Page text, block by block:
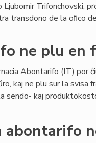
Trifonchovski,
transdono de la oﬁco
ne plu en
Abontarifo (IT) por
kaj ne plu sur la svisa
sendo- kaj
abontarifo